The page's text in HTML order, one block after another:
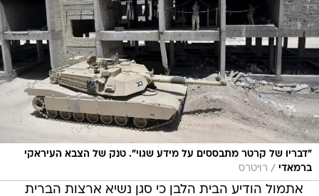
"דבריו של קרטר מתבססים על מידע שגוי". טנק של הצבא העיראקי
ברמאדי / רויטרס
אתמול הודיע הבית הלבן כי סגן נשיא ארצות הברית